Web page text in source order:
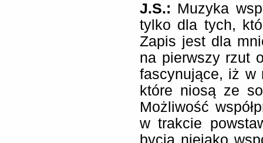
J.S.: Muzyka
tylko dla tych,
Zapis jest dla
na pierwszy rzut
fascynujące, iż w
które niosą ze
Możliwość
w trakcie
bycia niejako